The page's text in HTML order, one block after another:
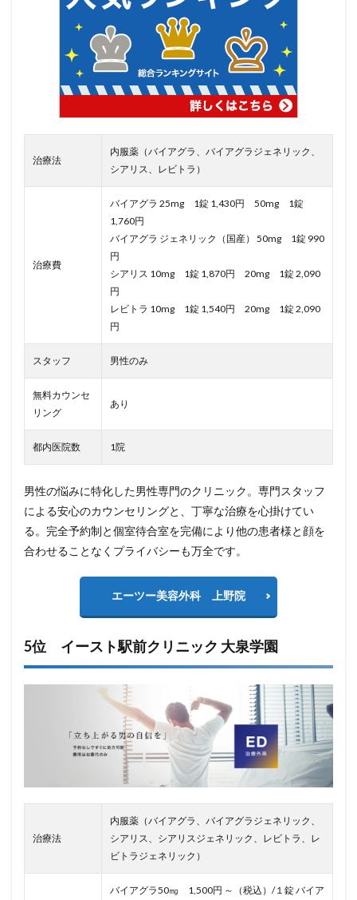
治療法
内服薬（バイアグラ、バイアグラジェネリック、
シアリス、レビトラ）
治療費
バイアグラ 25mg 1錠 1,430円 50mg 1錠
1,760円
バイアグラ ジェネリック（国産） 50mg 1錠 990
円
シアリス 10mg 1錠 1,870円 20mg 1錠 2,090
円
レビトラ 10mg 1錠 1,540円 20mg 1錠 2,090
円
スタッフ 男性のみ
無料カウンセ
リング
あり
都内医院数 1院
男性の悩みに特化した男性専門のクリニック。専門スタッフ
による安心のカウンセリングと、丁寧な治療を心掛けてい
る。完全予約制と個室待合室を完備により他の患者様と顔を
合わせることなくプライバシーも万全です。
エーツー美容外科 上野院
5位 イースト駅前クリニック 大泉学園
治療法
内服薬（バイアグラ、バイアグラジェネリック、
シアリス、シアリスジェネリック、レビトラ、レ
ビトラジェネリック）
バイアグラ50㎎ 1,500円 ～（税込）/１錠 バイア